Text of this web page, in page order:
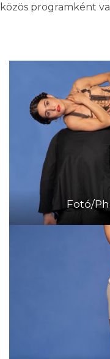
közös programként
Fotó/